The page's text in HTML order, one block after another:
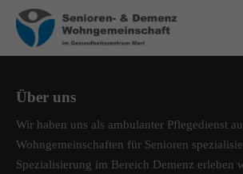
Login
Über uns
Wir haben uns als ambulanter Pflegedienst
Wohngemeinschaften für Senioren
Spezialisierung im Bereich Demenz erleben